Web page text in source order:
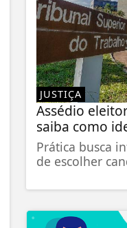
JUSTIÇA
Assédio
saiba como
Prática busca
de escolher